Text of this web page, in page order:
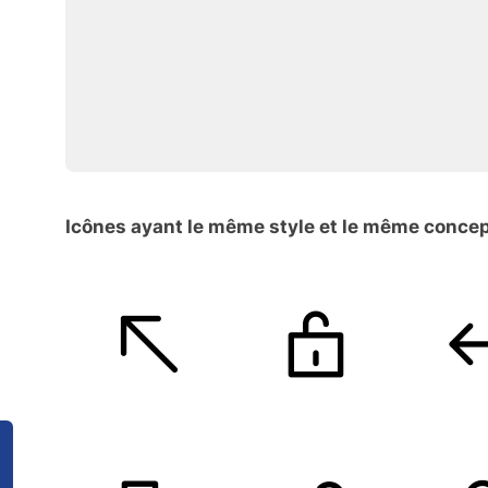
Icônes ayant le même style et le même